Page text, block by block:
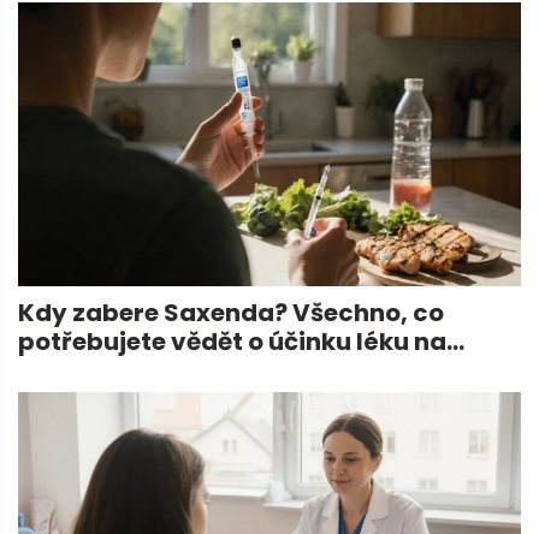
Kdy zabere Saxenda? Všechno, co
potřebujete vědět o účinku léku na